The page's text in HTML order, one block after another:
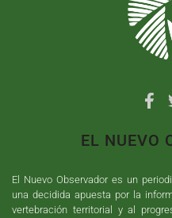
EL NUEVO
El Nuevo Observador es un
una decidida apuesta por la
vertebración territorial y al